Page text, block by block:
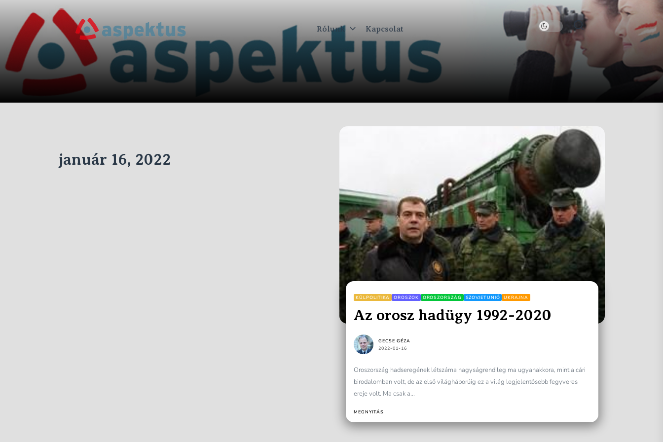
content
Aspektus
Rólunk Kapcsolat
január 16, 2022
KÜLPOLITIKA OROSZOK OROSZORSZÁG SZOVJETUNIÓ UKRAJNA
Az orosz hadügy 1992-2020
GECSE GÉZA
2022-01-16
Oroszország hadseregének létszáma nagyságrendileg ma ugyanakkora, mint a cári
birodalomban volt, de az első világháborúig ez a világ legjelentősebb fegyveres
ereje volt. Ma csak a...
MEGNYITÁS